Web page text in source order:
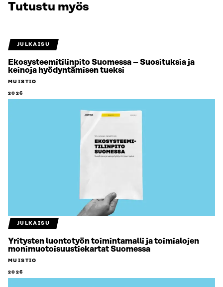
Tutustu myös
JULKAISU
Ekosysteemitilinpito Suomessa – Suosituksia ja
keinoja hyödyntämisen tueksi
MUISTIO
2026
JULKAISU
Yritysten luontotyön toimintamalli ja toimialojen
monimuotoisuustiekartat Suomessa
MUISTIO
2026